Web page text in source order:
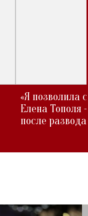
«Я позволила
Елена Тополя
после развода